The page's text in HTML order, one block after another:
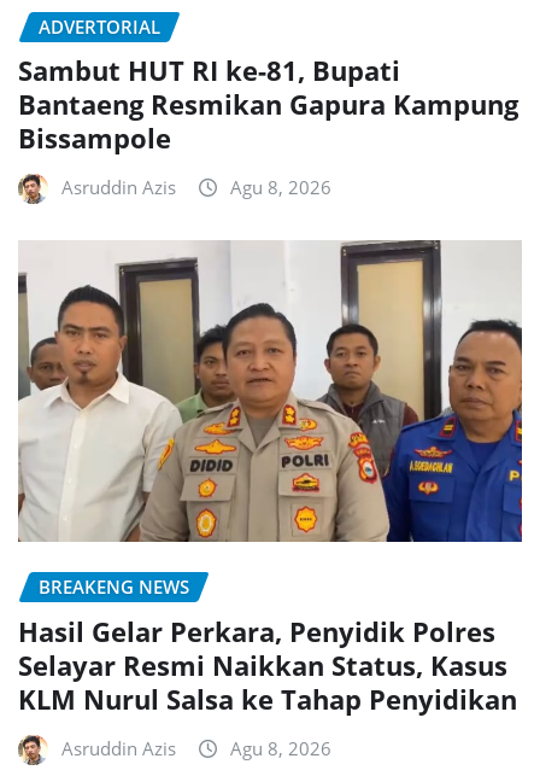
ADVERTORIAL
Sambut HUT RI ke-81, Bupati
Bantaeng Resmikan Gapura Kampung
Bissampole
Asruddin Azis Agu 8, 2026
BREAKENG NEWS
Hasil Gelar Perkara, Penyidik Polres
Selayar Resmi Naikkan Status, Kasus
KLM Nurul Salsa ke Tahap Penyidikan
Asruddin Azis Agu 8, 2026